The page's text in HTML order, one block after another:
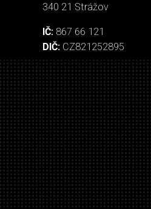
340 21 Strážov
IČ: 867 66 121
DIČ: CZ821252895